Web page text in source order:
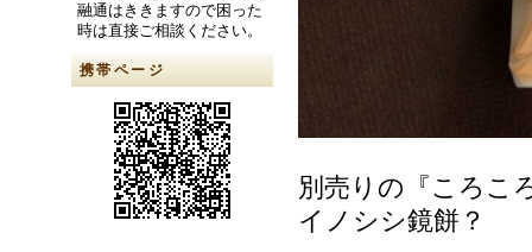
融通はききますので困った
時は直接ご相談ください。
携帯ページ
別売りの『ころこ
イノシシ鏡餅？